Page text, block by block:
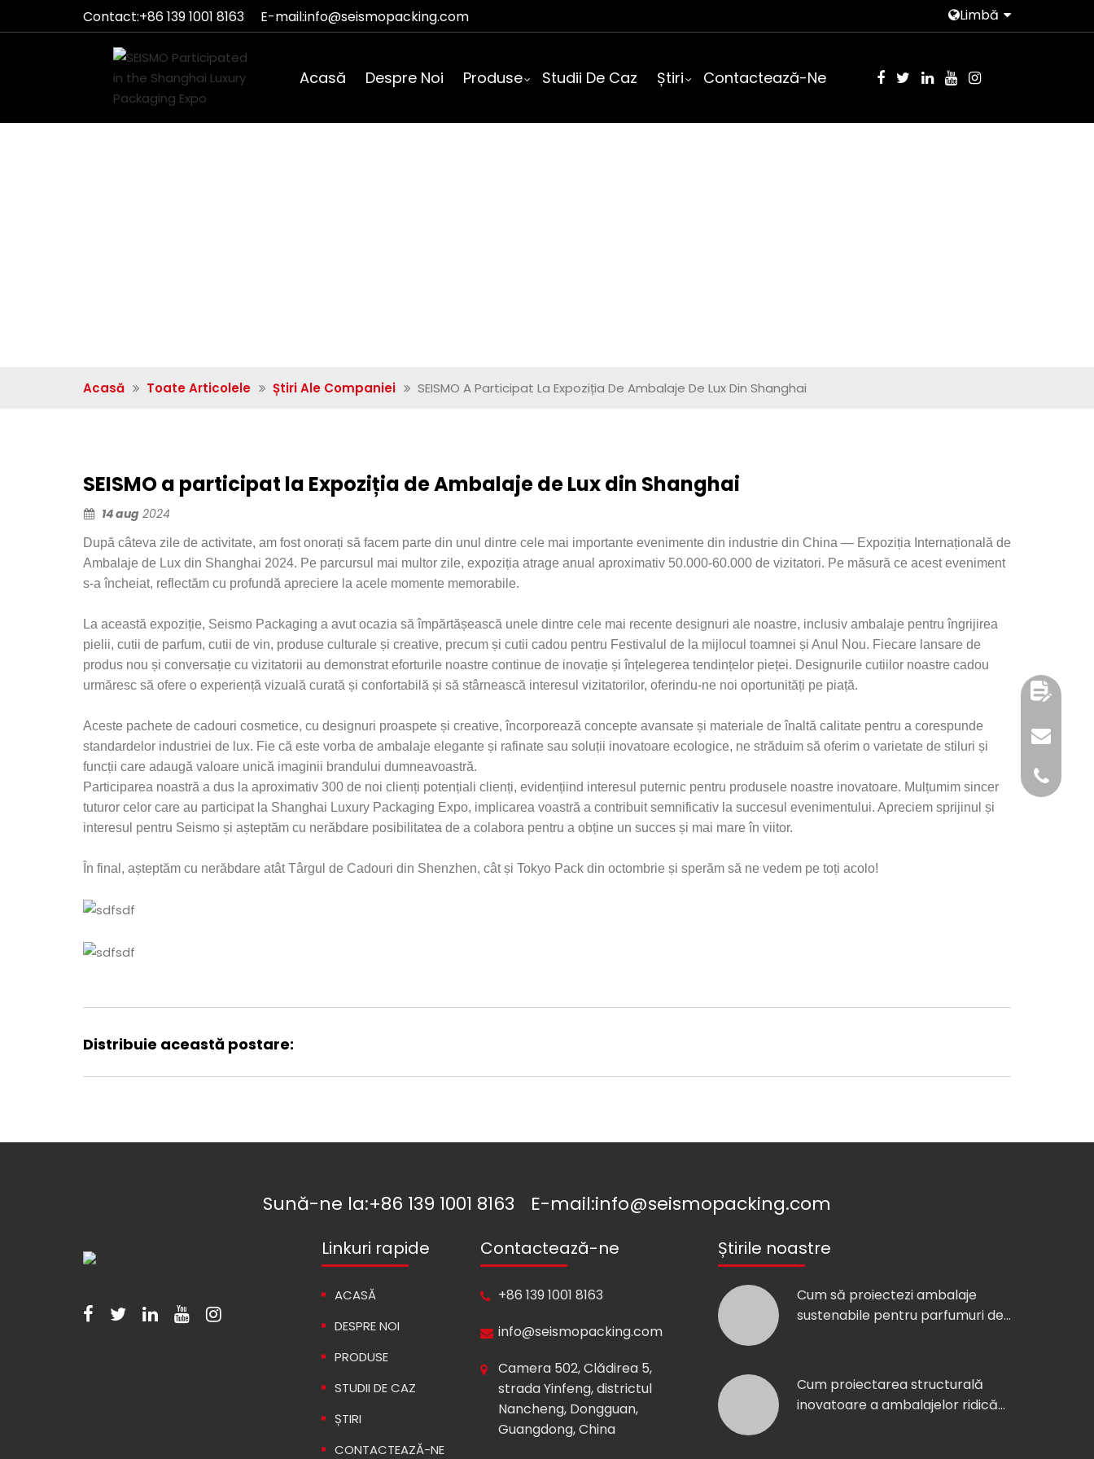
Limbă
Contact:+86 139 1001 8163 E-mail:info@seismopacking.com
Acasă Despre Noi Produse Studii De Caz Știri Contactează-Ne
Acasă Toate Articolele Știri Ale Companiei SEISMO A Participat La Expoziția De Ambalaje De Lux Din Shanghai
SEISMO a participat la Expoziția de Ambalaje de Lux din Shanghai
14 aug 2024
După câteva zile de activitate, am fost onorați să facem parte din unul dintre cele mai importante evenimente din industrie din China — Expoziția Internațională de
Ambalaje de Lux din Shanghai 2024. Pe parcursul mai multor zile, expoziția atrage anual aproximativ 50.000-60.000 de vizitatori. Pe măsură ce acest eveniment
s-a încheiat, reflectăm cu profundă apreciere la acele momente memorabile.
La această expoziție, Seismo Packaging a avut ocazia să împărtășească unele dintre cele mai recente designuri ale noastre, inclusiv ambalaje pentru îngrijirea
pielii, cutii de parfum, cutii de vin, produse culturale și creative, precum și cutii cadou pentru Festivalul de la mijlocul toamnei și Anul Nou. Fiecare lansare de
produs nou și conversație cu vizitatorii au demonstrat eforturile noastre continue de inovație și înțelegerea tendințelor pieței. Designurile cutiilor noastre cadou
urmăresc să ofere o experiență vizuală curată și confortabilă și să stârnească interesul vizitatorilor, oferindu-ne noi oportunități pe piață.
Aceste pachete de cadouri cosmetice, cu designuri proaspete și creative, încorporează concepte avansate și materiale de înaltă calitate pentru a corespunde
standardelor industriei de lux. Fie că este vorba de ambalaje elegante și rafinate sau soluții inovatoare ecologice, ne străduim să oferim o varietate de stiluri și
funcții care adaugă valoare unică imaginii brandului dumneavoastră.
Participarea noastră a dus la aproximativ 300 de noi clienți potențiali clienți, evidențiind interesul puternic pentru produsele noastre inovatoare. Mulțumim sincer
tuturor celor care au participat la Shanghai Luxury Packaging Expo, implicarea voastră a contribuit semnificativ la succesul evenimentului. Apreciem sprijinul și
interesul pentru Seismo și așteptăm cu nerăbdare posibilitatea de a colabora pentru a obține un succes și mai mare în viitor.
În final, așteptăm cu nerăbdare atât Târgul de Cadouri din Shenzhen, cât și Tokyo Pack din octombrie și sperăm să ne vedem pe toți acolo!
Distribuie această postare:
Sună-ne la:+86 139 1001 8163 E-mail:info@seismopacking.com
Linkuri rapide
ACASĂ
DESPRE NOI
PRODUSE
STUDII DE CAZ
ȘTIRI
CONTACTEAZĂ-NE
Contactează-ne
+86 139 1001 8163
info@seismopacking.com
Camera 502, Clădirea 5,
strada Yinfeng, districtul
Nancheng, Dongguan,
Guangdong, China
Știrile noastre
Cum să proiectezi ambalaje
sustenabile pentru parfumuri de
Cum proiectarea structurală
inovatoare a ambalajelor ridică